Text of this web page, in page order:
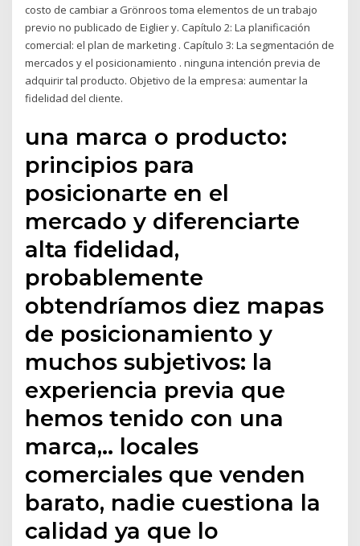
costo de cambiar a Grönroos toma elementos de un trabajo
previo no publicado de Eiglier y. Capítulo 2: La planificación
comercial: el plan de marketing . Capítulo 3: La segmentación de
mercados y el posicionamiento . ninguna intención previa de
adquirir tal producto. Objetivo de la empresa: aumentar la
fidelidad del cliente.
una marca o producto:
principios para
posicionarte en el
mercado y diferenciarte
alta fidelidad,
probablemente
obtendríamos diez mapas
de posicionamiento y
muchos subjetivos: la
experiencia previa que
hemos tenido con una
marca,.. locales
comerciales que venden
barato, nadie cuestiona la
calidad ya que lo